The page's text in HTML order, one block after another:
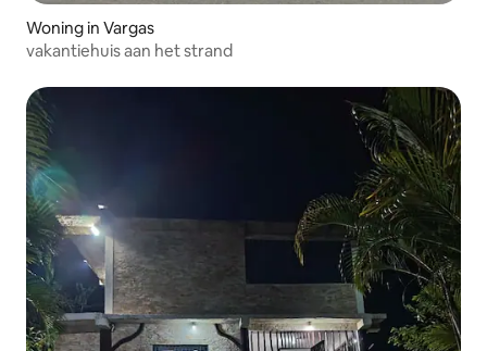
Woning in Vargas
vakantiehuis aan het strand